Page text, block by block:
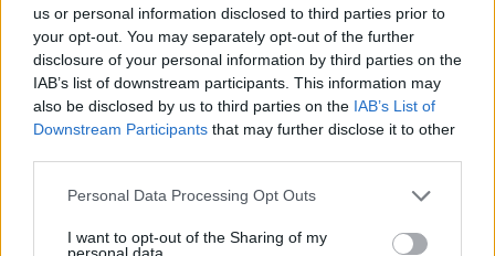
us or personal information disclosed to third parties prior to
your opt-out. You may separately opt-out of the further
disclosure of your personal information by third parties on the
IAB’s list of downstream participants. This information may
also be disclosed by us to third parties on the IAB’s List of
Downstream Participants that may further disclose it to other
Personal Data Processing Opt Outs
I want to opt-out of the Sharing of my
personal data.
forma para poder disfrutarla durante los meses de
invierno. Hay años que funciona más que otros,
pero hay muchos factores que tienen que
coordinarse para que esa ola pueda darse en su
mejor forma".
Más allá de lo deportivo, Lavernhe subraya el valor
del evento para el pueblo y la isla. "La verdad que